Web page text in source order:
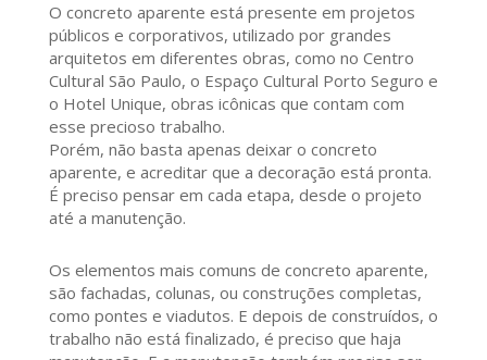
O concreto aparente está presente em projetos
públicos e corporativos, utilizado por grandes
arquitetos em diferentes obras, como no Centro
Cultural São Paulo, o Espaço Cultural Porto Seguro e
o Hotel Unique, obras icônicas que contam com
esse precioso trabalho.
Porém, não basta apenas deixar o concreto
aparente, e acreditar que a decoração está pronta.
É preciso pensar em cada etapa, desde o projeto
até a manutenção.
Os elementos mais comuns de concreto aparente,
são fachadas, colunas, ou construções completas,
como pontes e viadutos. E depois de construídos, o
trabalho não está finalizado, é preciso que haja